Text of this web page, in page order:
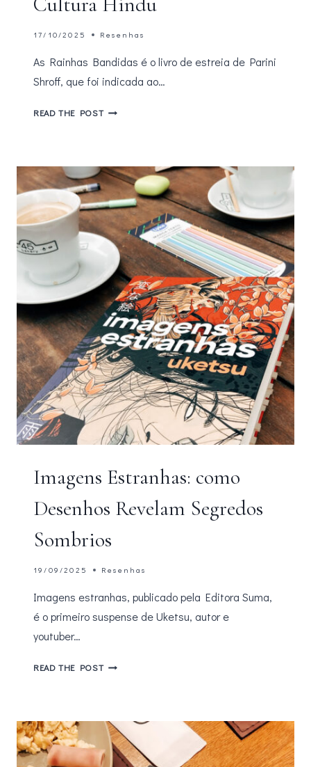
17/10/2025 Resenhas
As Rainhas Bandidas é o livro de estreia de Parini
Shroff, que foi indicada ao…
READ THE POSTAS
EMPODERAMENTO
A
FORÇA
DAS
MULHERES
NA
CULTURA
HINDU
Imagens Estranhas: como
Desenhos Revelam Segredos
Sombrios
19/09/2025 Resenhas
Imagens estranhas, publicado pela Editora Suma,
é o primeiro suspense de Uketsu, autor e
youtuber…
READ THE POSTIMAGENS
REVELAM
SEGREDOS
SOMBRIOS